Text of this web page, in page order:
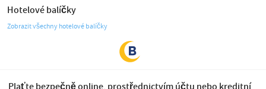
Hotelové balíčky
Zobrazit všechny hotelové balíčky